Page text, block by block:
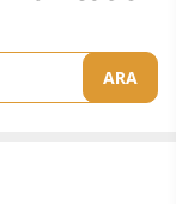
ARA